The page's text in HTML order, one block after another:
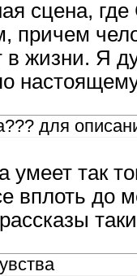
сцена,
в жизни. Я
для
умеет так
до